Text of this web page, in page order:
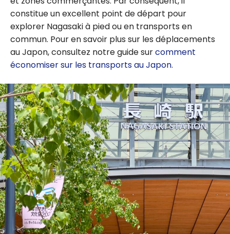
constitue un excellent point de départ pour
explorer Nagasaki à pied ou en transports en
commun. Pour en savoir plus sur les déplacements
au Japon, consultez notre guide surcomment
économiser sur les transports au Japon.